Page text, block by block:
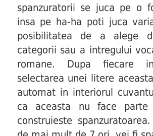
spanzuratorii se juca pe o
insa pe ha-ha poti juca
posibilitatea de a alege
categorii sau a intregului
romane. Dupa fiecare
selectarea unei litere
automat in interiorul
ca aceasta nu face
construieste